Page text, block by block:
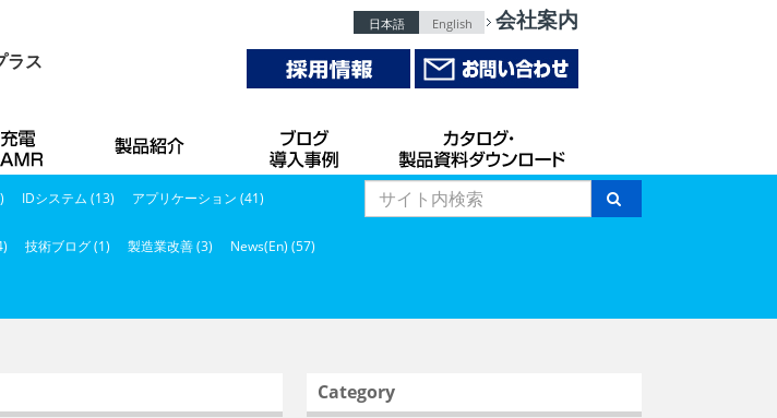
ラス
日本語 English 会社案内
IDシステム (13) アプリケーション (41)
技術ブログ (1) 製造業改善 (3) News(En) (57)
Category